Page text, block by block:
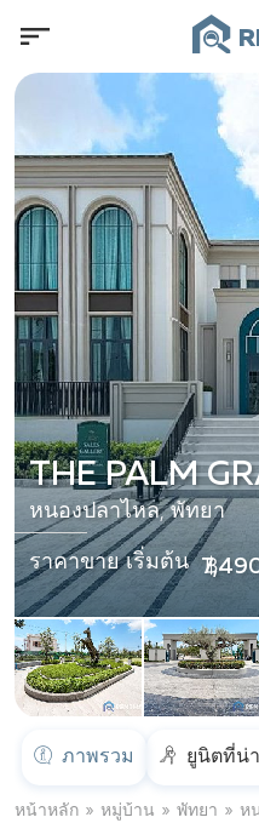
THE PALM
หนองปลาไหล, พัทยา
ราคาขาย เริ่มต้น ฿
ภาพรวม ยูนิตที่น่
หน้าหลัก หมู่บ้าน พัทยา ห